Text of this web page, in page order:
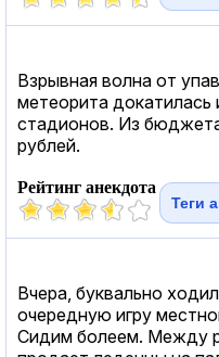
Взрывная волна от
метеорита докатилась
стадионов. Из
рублей.
Рейтинг анекдота
Теги
Вчера, буквально
очередную игру
Сидим болеем. Между